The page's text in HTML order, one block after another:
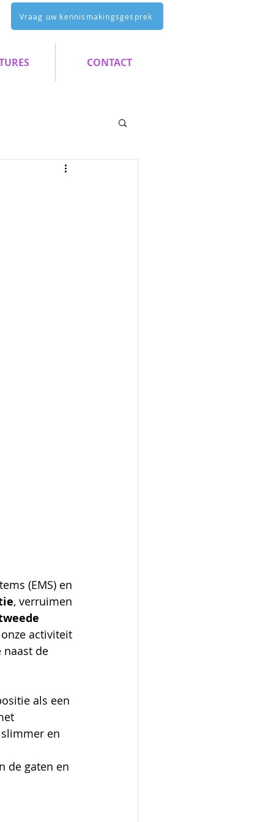
Vraag uw kennismakingsgesprek
CONTACT
(EMS) en
, verruimen
activiteit
naast de
als een
en
de gaten en